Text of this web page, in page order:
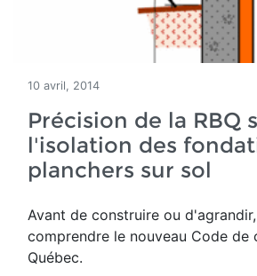
10 avril, 2014
Précision de la RBQ
l'isolation des
planchers sur sol
Avant de construire ou
comprendre le nouveau Code de
Québec.